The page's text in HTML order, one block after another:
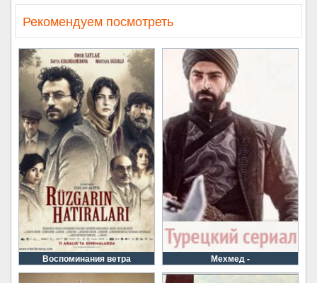
Рекомендуем посмотреть
Воспоминания ветра Мехмед -